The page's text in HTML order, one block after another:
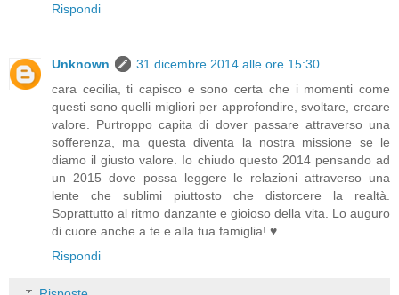
Rispondi
Unknown
31 dicembre 2014 alle ore 15:30
cara cecilia, ti capisco e sono certa che i momenti come
questi sono quelli migliori per approfondire, svoltare, creare
valore. Purtroppo capita di dover passare attraverso una
sofferenza, ma questa diventa la nostra missione se le
diamo il giusto valore. Io chiudo questo 2014 pensando ad
un 2015 dove possa leggere le relazioni attraverso una
lente che sublimi piuttosto che distorcere la realtà.
Soprattutto al ritmo danzante e gioioso della vita. Lo auguro
di cuore anche a te e alla tua famiglia! ♥
Rispondi